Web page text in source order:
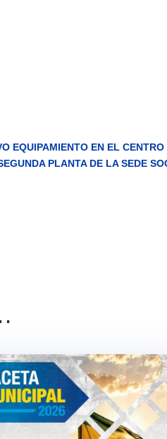
EQUIPAMIENTO EN EL CENTRO
PLANTA DE LA SEDE